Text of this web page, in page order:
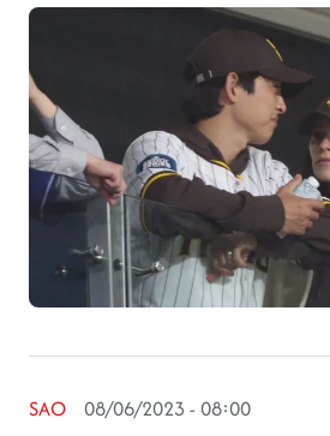
SAO 08/06/2023 - 08:00